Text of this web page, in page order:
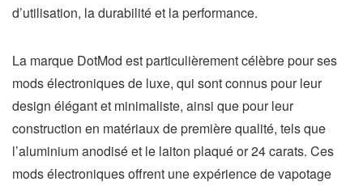
d’utilisation, la durabilité et la performance.
La marque DotMod est particulièrement célèbre pour ses
mods électroniques de luxe, qui sont connus pour leur
design élégant et minimaliste, ainsi que pour leur
construction en matériaux de première qualité, tels que
l’aluminium anodisé et le laiton plaqué or 24 carats. Ces
mods électroniques offrent une expérience de vapotage